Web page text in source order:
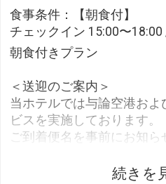
食事条件：【朝食付】
チェックイン 15:00〜
朝食付きプラン
＜送迎のご案内＞
当ホテルでは与論空港お
ビスを実施しております。
ご到着便名を事前にお知ら
続きを